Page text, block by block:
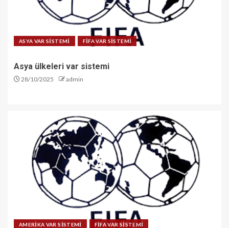
ASYA VAR SİSTEMİ FİFA VAR SİSTEMİ
Asya ülkeleri var sistemi
28/10/2025 admin
AMERİKA VAR SİSTEMİ FİFA VAR SİSTEMİ